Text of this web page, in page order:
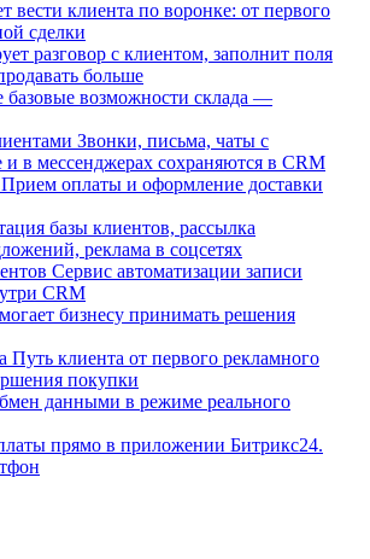
вести клиента по воронке: от первого
сделки
разговор с клиентом, заполнит поля
больше
базовые возможности склада —
Звонки, письма, чаты с
и в мессенджерах сохраняются в CRM
Прием оплаты и оформление доставки
базы клиентов, рассылка
реклама в соцсетях
Сервис автоматизации записи
CRM
бизнесу принимать решения
Путь клиента от первого рекламного
покупки
данными в режиме реального
прямо в приложении Битрикс24.